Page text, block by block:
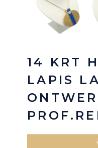
14 KRT
LAPIS